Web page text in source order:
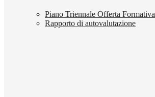
Piano Triennale Offerta Formativa
Rapporto di autovalutazione